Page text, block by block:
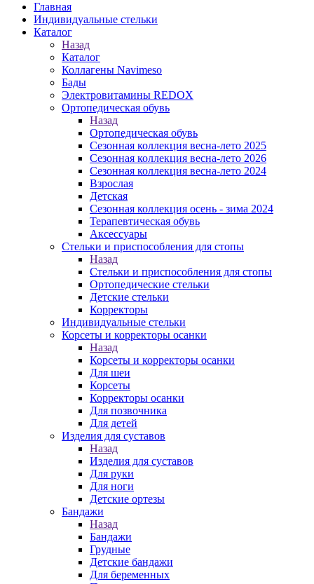
Главная
Индивидуальные стельки
Каталог
Назад
Каталог
Коллагены Navimeso
Бады
Электровитамины REDOX
Ортопедическая обувь
Назад
Ортопедическая обувь
Сезонная коллекция весна-лето 2025
Сезонная коллекция весна-лето 2026
Сезонная коллекция весна-лето 2024
Взрослая
Детская
Сезонная коллекция осень - зима 2024
Терапевтическая обувь
Аксессуары
Стельки и приспособления для стопы
Назад
Стельки и приспособления для стопы
Ортопедические стельки
Детские стельки
Корректоры
Индивидуальные стельки
Корсеты и корректоры осанки
Назад
Корсеты и корректоры осанки
Для шеи
Корсеты
Корректоры осанки
Для позвочника
Для детей
Изделия для суставов
Назад
Изделия для суставов
Для руки
Для ноги
Детские ортезы
Бандажи
Назад
Бандажи
Грудные
Детские бандажи
Для беременных